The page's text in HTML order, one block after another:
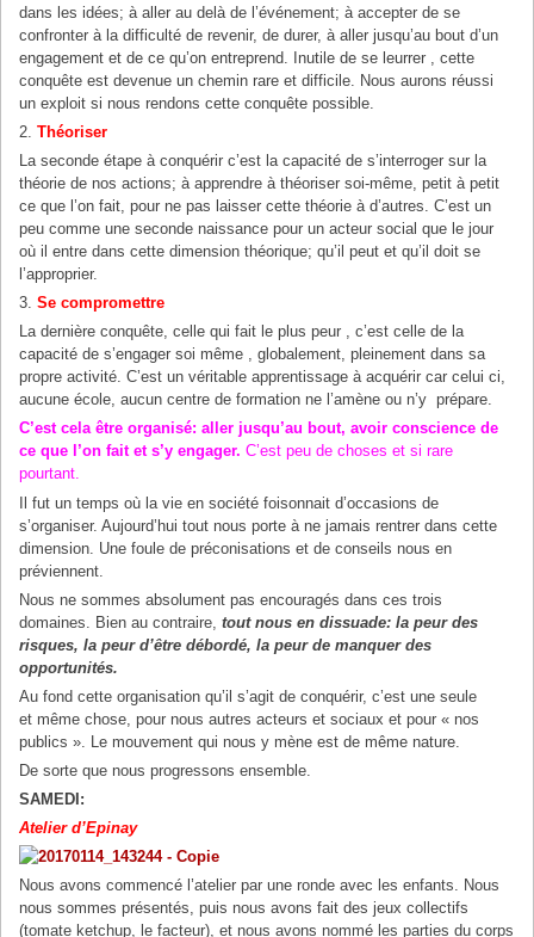
dans les idées; à aller au delà de l’événement; à accepter de se
confronter à la difficulté de revenir, de durer, à aller jusqu’au bout d’un
engagement et de ce qu’on entreprend. Inutile de se leurrer , cette
conquête est devenue un chemin rare et difficile. Nous aurons réussi
un exploit si nous rendons cette conquête possible.
2. Théoriser
La seconde étape à conquérir c’est la capacité de s’interroger sur la
théorie de nos actions; à apprendre à théoriser soi-même, petit à petit
ce que l’on fait, pour ne pas laisser cette théorie à d’autres. C’est un
peu comme une seconde naissance pour un acteur social que le jour
où il entre dans cette dimension théorique; qu’il peut et qu’il doit se
l’approprier.
3.Se compromettre
La dernière conquête, celle qui fait le plus peur , c’est celle de la
capacité de s’engager soi même , globalement, pleinement dans sa
propre activité. C’est un véritable apprentissage à acquérir car celui ci,
aucune école, aucun centre de formation ne l’amène ou n’y prépare.
C’est cela être organisé: aller jusqu’au bout, avoir conscience de
ce que l’on fait et s’y engager. C’est peu de choses et si rare
pourtant.
Il fut un temps où la vie en société foisonnait d’occasions de
s’organiser. Aujourd’hui tout nous porte à ne jamais rentrer dans cette
dimension. Une foule de préconisations et de conseils nous en
préviennent.
Nous ne sommes absolument pas encouragés dans ces trois
domaines. Bien au contraire,tout nous en dissuade: la peur des
risques, la peur d’être débordé, la peur de manquer des
opportunités.
Au fond cette organisation qu’il s’agit de conquérir, c’est une seule
et même chose, pour nous autres acteurs et sociaux et pour « nos
publics ». Le mouvement qui nous y mène est de même nature.
De sorte que nous progressons ensemble.
SAMEDI:
Atelier d’Epinay
Nous avons commencé l’atelier par une ronde avec les enfants. Nous
nous sommes présentés, puis nous avons fait des jeux collectifs
(tomate ketchup, le facteur), et nous avons nommé les parties du corps